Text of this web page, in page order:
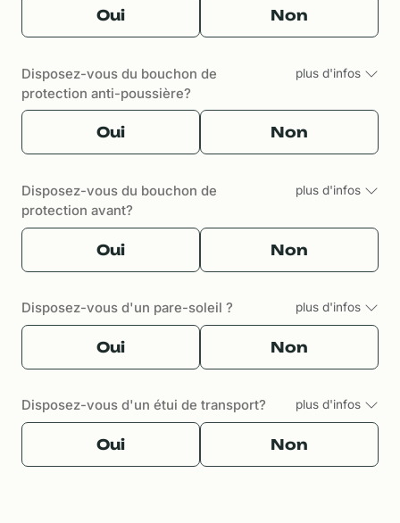
Oui Non
Disposez-vous du bouchon de
protection anti-poussière?
plus d'infos
Oui Non
Disposez-vous du bouchon de
protection avant?
plus d'infos
Oui Non
Disposez-vous d'un pare-soleil ? plus d'infos
Oui Non
Disposez-vous d'un étui de transport? plus d'infos
Oui Non